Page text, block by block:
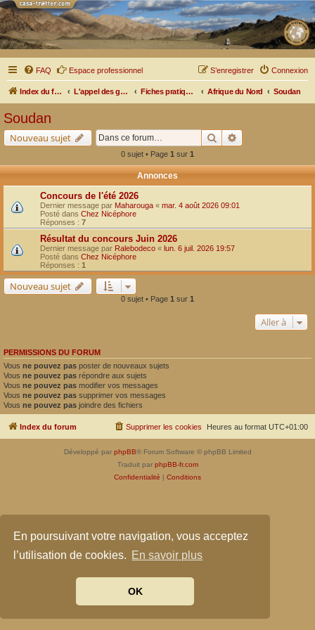
En poursuivant votre navigation, vous acceptez
l’utilisation de cookies. En savoir plus
OK
FAQ Espace professionnel Connexion
S’enregistrer
Index du forum L'appel des grands espaces Fiches pratiques par pays, pistes et bivouacs Afrique du Nord Soudan
Soudan
Nouveau sujet Rechercher
0 sujet • Page 1 sur 1
Annonces
Concours de l'été 2026
Dernier message par Maharouga « mar. 4 août 2026 09:01
Posté dans Chez Nicéphore
Réponses : 7
Résultat du concours Juin 2026
Dernier message par Ralebodeco « lun. 6 juil. 2026 19:57
Posté dans Chez Nicéphore
Réponses : 1
Nouveau sujet
0 sujet • Page 1 sur 1
Aller à
PERMISSIONS DU FORUM
Vous ne pouvez pas poster de nouveaux sujets
Vous ne pouvez pas répondre aux sujets
Vous ne pouvez pas modifier vos messages
Vous ne pouvez pas supprimer vos messages
Vous ne pouvez pas joindre des fichiers
Index du forum Heures au format UTC+01:00
Supprimer les cookies
Développé par phpBB® Forum Software © phpBB Limited
Traduit par phpBB-fr.com
Confidentialité | Conditions